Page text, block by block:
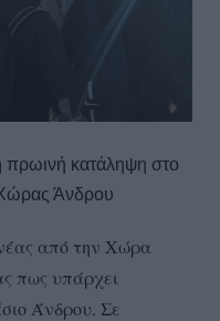
κατάληψη στο
Χώρας Άνδρου
από την Χώρα
πως υπάρχει
Άνδρου. Σε